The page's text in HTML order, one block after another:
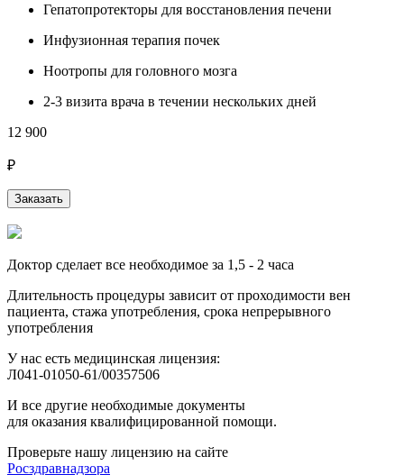
Гепатопротекторы для восстановления печени
Инфузионная терапия почек
Ноотропы для головного мозга
2-3 визита врача в течении нескольких дней
12 900
₽
Заказать
Доктор сделает все необходимое за 1,5 - 2 часа
Длительность процедуры зависит от проходимости вен
пациента, стажа употребления, срока непрерывного
употребления
У нас есть медицинская лицензия:
Л041-01050-61/00357506
И все другие необходимые документы
для оказания квалифицированной помощи.
Проверьте нашу лицензию на сайте
Росздравнадзора